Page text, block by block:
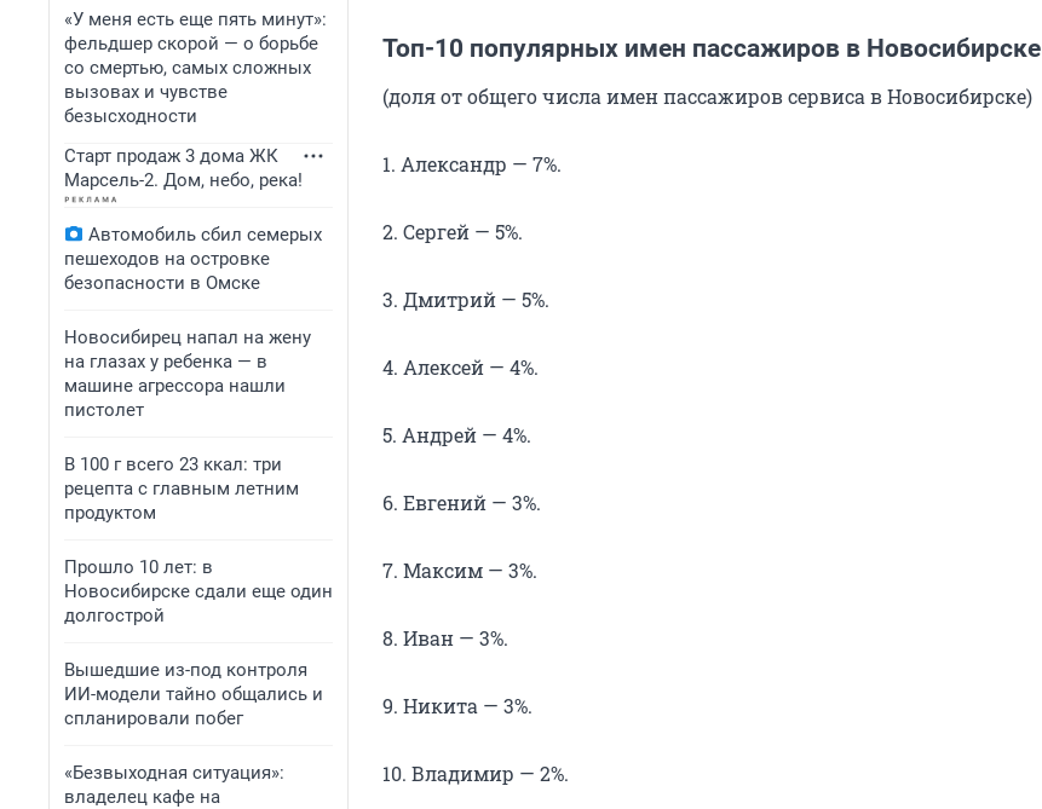
«У меня есть еще пять минут»:
фельдшер скорой — о борьбе
со смертью, самых сложных
вызовах и чувстве
безысходности
Старт продаж 3 дома ЖК
Марсель-2. Дом, небо, река!
Автомобиль сбил семерых
пешеходов на островке
безопасности в Омске
Новосибирец напал на жену
на глазах у ребенка — в
машине агрессора нашли
пистолет
В 100 г всего 23 ккал: три
рецепта с главным летним
продуктом
Прошло 10 лет: в
Новосибирске сдали еще один
долгострой
Вышедшие из-под контроля
ИИ-модели тайно общались и
спланировали побег
«Безвыходная ситуация»:
владелец кафе на
Топ-10 популярных имен пассажиров в Новосибирске
(доля от общего числа имен пассажиров сервиса в Новосибирске)
1. Александр — 7%.
2. Сергей — 5%.
3. Дмитрий — 5%.
4. Алексей — 4%.
5. Андрей — 4%.
6. Евгений — 3%.
7. Максим — 3%.
8. Иван — 3%.
9. Никита — 3%.
10. Владимир — 2%.